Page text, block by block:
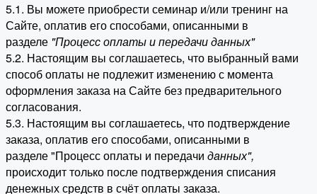
5.1. Вы можете приобрести семинар и/или тренинг на
Сайте, оплатив его способами, описанными в
разделе "Процесс оплаты и передачи данных"
5.2. Настоящим вы соглашаетесь, что выбранный вами
способ оплаты не подлежит изменению с момента
оформления заказа на Сайте без предварительного
согласования.
5.3. Настоящим вы соглашаетесь, что подтверждение
заказа, оплатив его способами, описанными в
разделе "Процесс оплаты и передачи данных",
происходит только после подтверждения списания
денежных средств в счёт оплаты заказа.